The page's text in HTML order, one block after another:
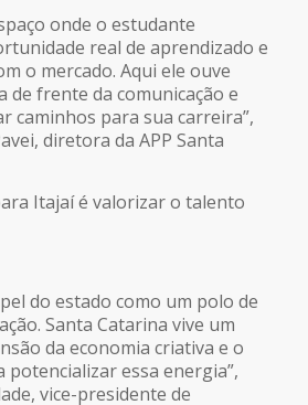
onde o estudante
real de aprendizado e
o mercado. Aqui ele ouve
de frente da comunicação e
caminhos para sua carreira”,
diretora da APP Santa
Itajaí é valorizar o talento
do estado como um polo de
Santa Catarina vive um
da economia criativa e o
potencializar essa energia”,
vice-presidente de